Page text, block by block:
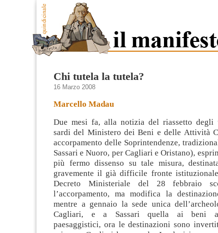
Chi tutela la tutela?
16 Marzo 2008
Marcello Madau
Due mesi fa, alla notizia del riassetto
sardi del Ministero dei Beni e delle Attività
accorpamento delle Soprintendenze,
Sassari e Nuoro, per Cagliari e Oristano),
più fermo dissenso su tale misura,
gravemente il già difficile fronte
Decreto Ministeriale del 28 febbraio
l’accorpamento, ma modifica la
mentre a gennaio la sede unica
Cagliari, e a Sassari quella ai beni
paesaggistici, ora le destinazioni sono